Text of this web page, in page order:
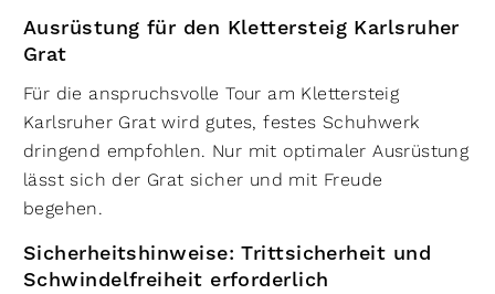
Ausrüstung für den Klettersteig Karlsruher
Grat
Für die anspruchsvolle Tour am Klettersteig
Karlsruher Grat wird gutes, festes Schuhwerk
dringend empfohlen. Nur mit optimaler Ausrüstung
lässt sich der Grat sicher und mit Freude
begehen.
Sicherheitshinweise: Trittsicherheit und
Schwindelfreiheit erforderlich